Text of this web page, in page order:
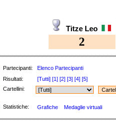
Titze Leo
2
Partecipanti: Elenco Partecipanti
Risultati:
[Tutti] [1] [2] [3] [4] [5]
Cartellini:
Statistiche: Grafiche Medaglie virtuali